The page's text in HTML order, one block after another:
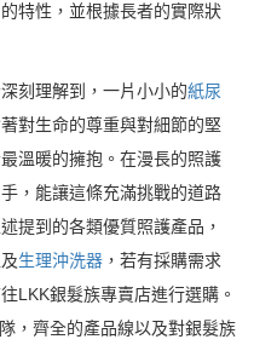
特性，並根據長者的實際狀
刻理解到，一片小小的紙尿
對生命的尊重與對細節的堅
溫暖的擁抱。在漫長的照護
，能讓這條充滿挑戰的道路
提到的各類優質照護產品，
生理沖洗器 ，若有採購需求
LKK銀髮族專賣店進行選購。
，齊全的產品線以及對銀髮族